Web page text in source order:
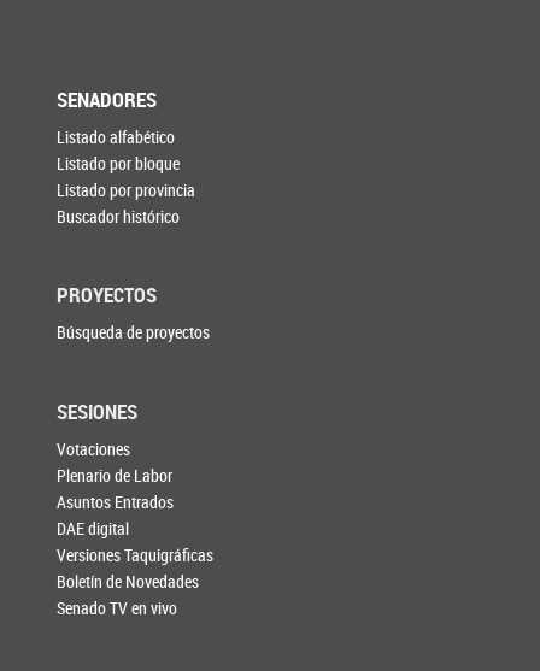
SENADORES
Listado alfabético
Listado por bloque
Listado por provincia
Buscador histórico
PROYECTOS
Búsqueda de proyectos
SESIONES
Votaciones
Plenario de Labor
Asuntos Entrados
DAE digital
Versiones Taquigráficas
Boletín de Novedades
Senado TV en vivo